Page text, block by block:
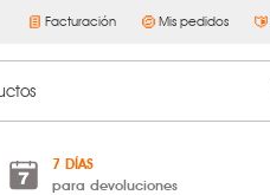
Facturación Mis pedidos
7 DÍAS
para devoluciones